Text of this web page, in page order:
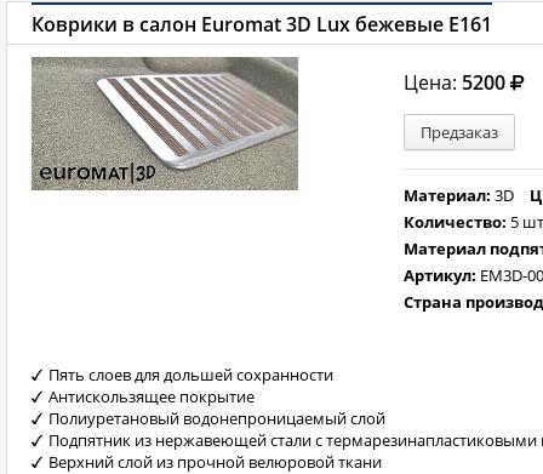
Коврики в салон Euromat 3D Lux бежевые E161
Цена: 5200
Предзаказ
Материал:3D
Количество: 5
Материал
Артикул: EM3D-
Страна
Пять слоев для дольшей сохранности
Антискользящее покрытие
Полиуретановый водонепроницаемый слой
Подпятник из нержавеющей стали с термарезинапластиковыми
Верхний слой из прочной велюровой ткани